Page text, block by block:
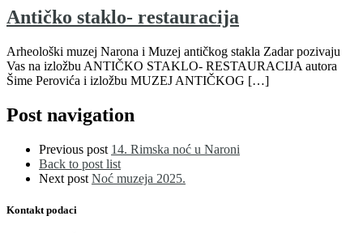
Antičko staklo- restauracija
Arheološki muzej Narona i Muzej antičkog stakla Zadar pozivaju
Vas na izložbu ANTIČKO STAKLO- RESTAURACIJA autora
Šime Perovića i izložbu MUZEJ ANTIČKOG […]
Post navigation
Previous post 14. Rimska noć u Naroni
Back to post list
Next post Noć muzeja 2025.
Kontakt podaci